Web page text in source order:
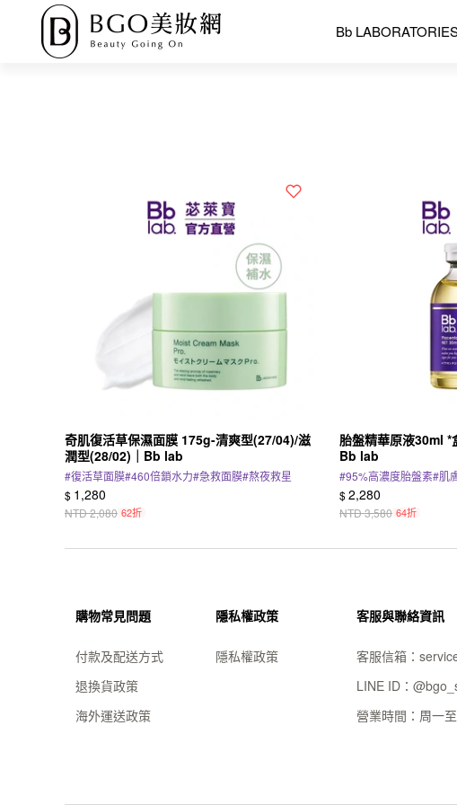
Bb
奇肌復活草保濕面膜 175g-清爽型(27/04)/滋
潤型(28/02)｜Bb lab
#復活草面膜#460倍鎖水力#急救面膜#熬夜救星
$ 1,280
NTD2,080 62折
胎盤精華原液30ml *
Bb lab
#95%高濃度胎盤素#肌
$2,280
NTD3,580 64折
購物常見問題
付款及配送方式
退換貨政策
海外運送政策
隱私權政策
隱私權政策
客服與聯絡資訊
客服信箱：
LINE ID：
營業時間： 周一